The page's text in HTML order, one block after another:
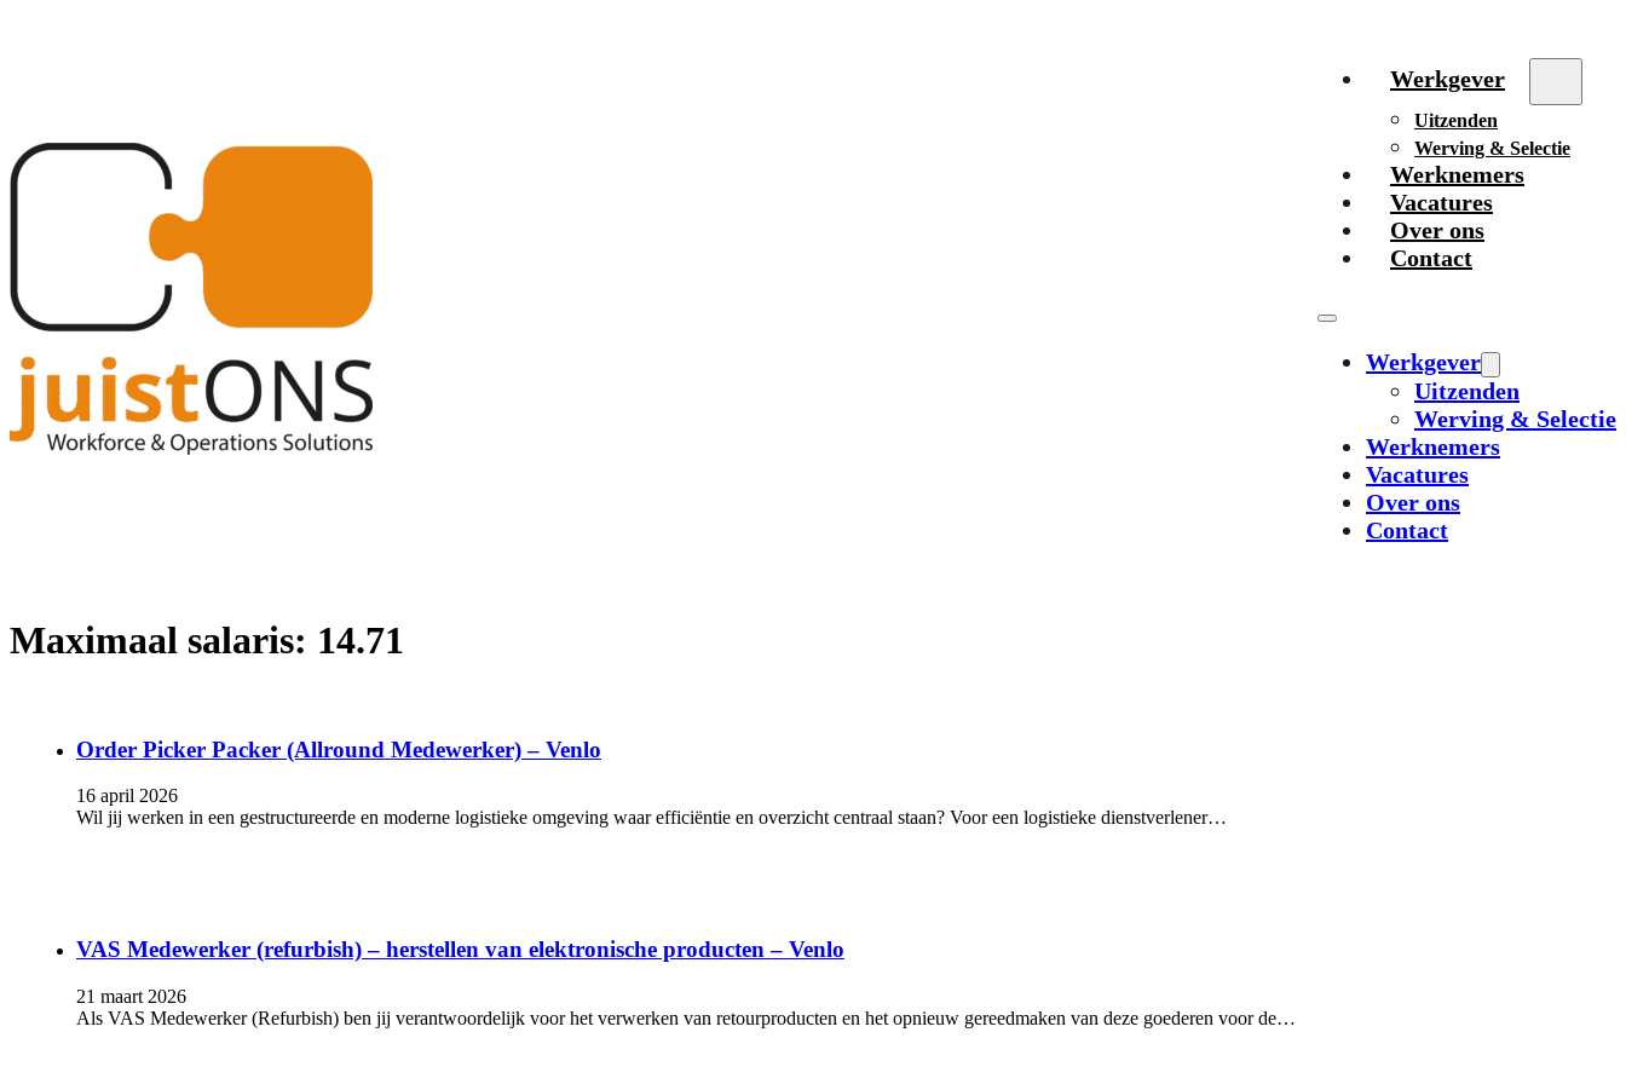
Werkgever
Uitzenden
Werving & Selectie
Werknemers
Vacatures
Over ons
Contact
Werkgever
Uitzenden
Werving & Selectie
Werknemers
Vacatures
Over ons
Contact
Maximaal salaris: 14.71
Order Picker Packer (Allround Medewerker) – Venlo
16 april 2026
Wil jij werken in een gestructureerde en moderne logistieke omgeving waar efficiëntie en overzicht centraal staan? Voor een logistieke dienstverlener…
VAS Medewerker (refurbish) – herstellen van elektronische producten – Venlo
21 maart 2026
Als VAS Medewerker (Refurbish) ben jij verantwoordelijk voor het verwerken van retourproducten en het opnieuw gereedmaken van deze goederen voor de…